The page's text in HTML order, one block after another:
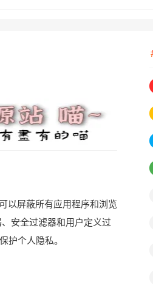
以屏蔽所有应用程序和浏览
安全过滤器和用户定义过
护个人隐私。